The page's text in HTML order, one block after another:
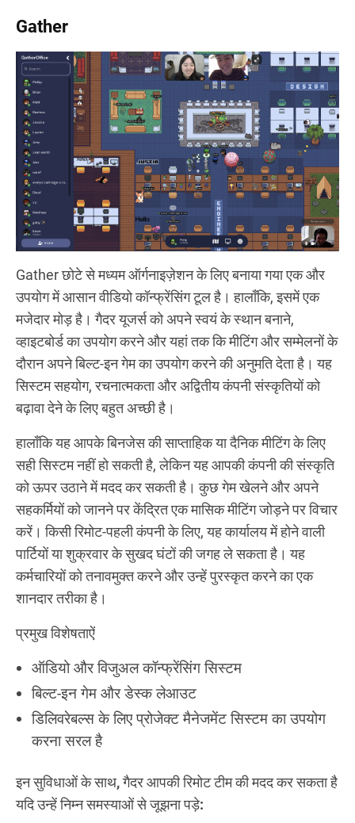
Gather
Gather छोटे से मध्यम ऑर्गनाइज़ेशन के लिए बनाया गया एक और
उपयोग में आसान वीडियो कॉन्फ्रेंसिंग टूल है। हालाँकि, इसमें एक
मजेदार मोड़ है। गैदर यूजर्स को अपने स्वयं के स्थान बनाने,
व्हाइटबोर्ड का उपयोग करने और यहां तक कि मीटिंग और सम्मेलनों के
दौरान अपने बिल्ट-इन गेम का उपयोग करने की अनुमति देता है। यह
सिस्टम सहयोग, रचनात्मकता और अद्वितीय कंपनी संस्कृतियों को
बढ़ावा देने के लिए बहुत अच्छी है।
हालाँकि यह आपके बिनजेस की साप्ताहिक या दैनिक मीटिंग के लिए
सही सिस्टम नहीं हो सकती है, लेकिन यह आपकी कंपनी की संस्कृति
को ऊपर उठाने में मदद कर सकती है। कुछ गेम खेलने और अपने
सहकर्मियों को जानने पर केंद्रित एक मासिक मीटिंग जोड़ने पर विचार
करें। किसी रिमोट-पहली कंपनी के लिए, यह कार्यालय में होने वाली
पार्टियों या शुक्रवार के सुखद घंटों की जगह ले सकता है। यह
कर्मचारियों को तनावमुक्त करने और उन्हें पुरस्कृत करने का एक
शानदार तरीका है।
प्रमुख विशेषताऐं
ऑडियो और विजुअल कॉन्फ्रेंसिंग सिस्टम
बिल्ट-इन गेम और डेस्क लेआउट
डिलिवरेबल्स के लिए प्रोजेक्ट मैनेजमेंट सिस्टम का उपयोग
करना सरल है
इन सुविधाओं के साथ, गैदर आपकी रिमोट टीम की मदद कर सकता है
यदि उन्हें निम्न समस्याओं से जूझना पड़े: